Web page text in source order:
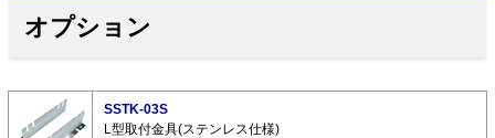
オプション
SSTK-03S
L型取付金具(ステンレス仕様)